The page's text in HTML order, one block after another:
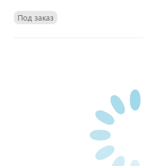
Под заказ